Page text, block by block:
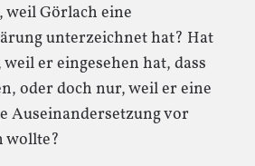
weil Görlach eine
unterzeichnet hat? Hat
er eingesehen hat, dass
oder doch nur, weil er eine
Auseinandersetzung vor
wollte?